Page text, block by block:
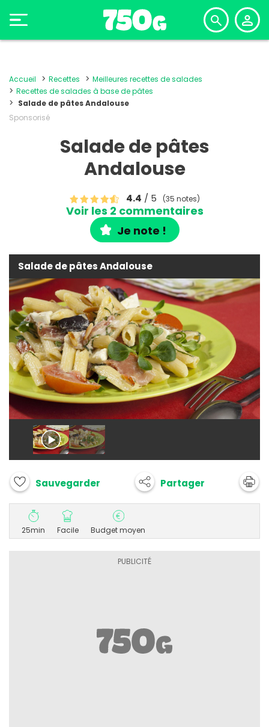
Accueil Recettes
Meilleures recettes de salades
Recettes de salades à base de pâtes
Salade de pâtes Andalouse
Sponsorisé
Salade de pâtes
Andalouse
4.4 / 5 (35 notes)
Voir les 2 commentaires
Je note !
Salade de pâtes Andalouse
Sauvegarder Partager
25min Facile Budget moyen